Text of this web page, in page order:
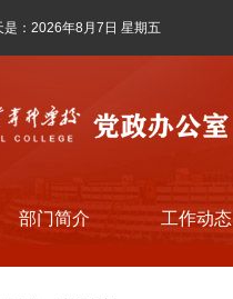
： 2026年8月7日 星期五
部门简介 工作动态